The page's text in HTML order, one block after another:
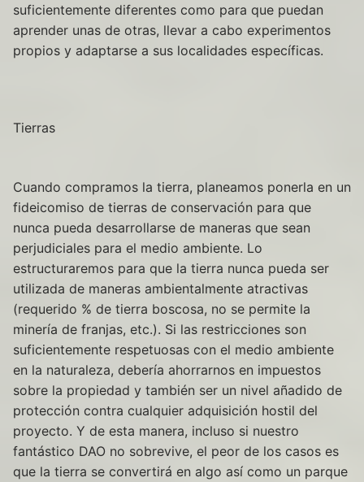
suficientemente diferentes como para que puedan
aprender unas de otras, llevar a cabo experimentos
propios y adaptarse a sus localidades específicas.
Tierras
Cuando compramos la tierra, planeamos ponerla en un
fideicomiso de tierras de conservación para que
nunca pueda desarrollarse de maneras que sean
perjudiciales para el medio ambiente. Lo
estructuraremos para que la tierra nunca pueda ser
utilizada de maneras ambientalmente atractivas
(requerido % de tierra boscosa, no se permite la
minería de franjas, etc.). Si las restricciones son
suficientemente respetuosas con el medio ambiente
en la naturaleza, debería ahorrarnos en impuestos
sobre la propiedad y también ser un nivel añadido de
protección contra cualquier adquisición hostil del
proyecto. Y de esta manera, incluso si nuestro
fantástico DAO no sobrevive, el peor de los casos es
que la tierra se convertirá en algo así como un parque